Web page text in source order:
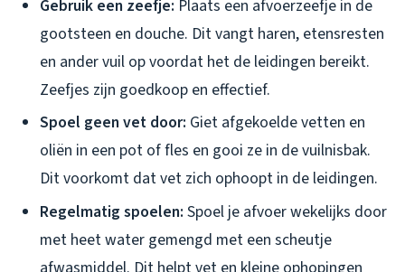
Gebruik een zeefje: Plaats een afvoerzeefje in de
gootsteen en douche. Dit vangt haren, etensresten
en ander vuil op voordat het de leidingen bereikt.
Zeefjes zijn goedkoop en effectief.
Spoel geen vet door: Giet afgekoelde vetten en
oliën in een pot of fles en gooi ze in de vuilnisbak.
Dit voorkomt dat vet zich ophoopt in de leidingen.
Regelmatig spoelen: Spoel je afvoer wekelijks door
met heet water gemengd met een scheutje